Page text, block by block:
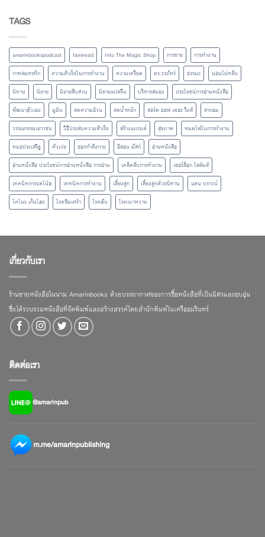
TAGS
amarinbookspodcast famiread Into The Magic Shop การขาย
การทำงาน
กาหลมหรทึก
ความสำเร็จในการทำงาน ความเครียด ดร.วรภัทร์ ธรรมะ
นอนไม่หลับ
นิทาน
นิยาย นิยายสืบสวน นิยายแปลจีน บริหารสมอง
ประโยชน์การอ่านหนังสือ
พัฒนาตัวเอง
มูมิน ลดความอ้วน ลดน้ำหนัก ลอร์ด ออฟ เดอะ ริงส์
ลากอม
วรรณกรรมเยาวชน
วิธีประสบความสำเร็จ สร้างแบรนด์ สุขภาพ
หมดไฟในการทำงาน
หมอประเสริฐ
หัวเว่ย ออกกำลังกาย อีลอน มัสก์
อ่านหนังสือ
อ่านหนังสือ ประโยชน์การอ่านหนังสือ การอ่าน
เคล็ดลับการทำงาน
เชอร์ล็อก โฮล์มส์
เทคนิคการจดโน้ต
เทคนิคการทำงาน เลี้ยงลูก เลี้ยงลูกด้วยนิทาน
แดน บราวน์
โคโนะ เก็นโตะ
โรคซึมเศร้า โรคตับ โรคเบาหวาน
เกี่ยวกับเรา
ร้านขายหนังสือในนาม Amarinbooks ด้วยบรรยากาศของการซื้อหนังสือที่เป็นมิตรและอบอุ่น
ซึ่งได้รวบรวมหนังสือที่จัดพิมพ์และสร้างสรรค์โดยสำนักพิมพ์ในเครืออมรินทร์
ติดต่อเรา
@amarinpub
m.me/amarinpublishing